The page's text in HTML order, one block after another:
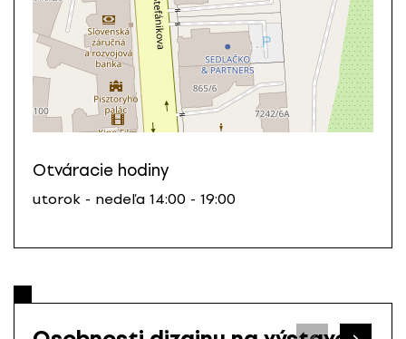
Otváracie hodiny
utorok - nedeľa 14:00 - 19:00